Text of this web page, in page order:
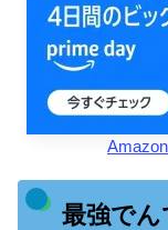
最強でん